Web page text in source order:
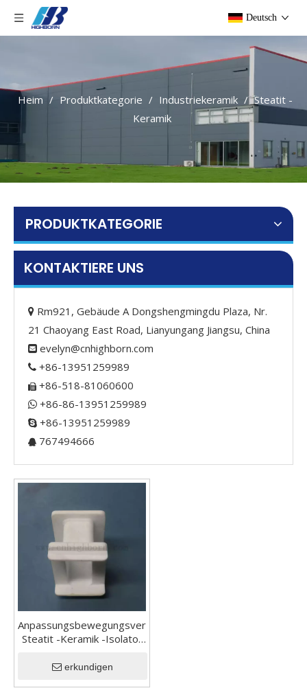
Deutsch
Heim / Produktkategorie / Industriekeramik / Steatit -
Keramik
PRODUKTKATEGORIE
KONTAKTIERE UNS
 Rm921, Gebäude A Dongshengmingdu Plaza, Nr.
21 Chaoyang East Road, Lianyungang Jiangsu, China
 evelyn@cnhighborn.com
 +86-13951259989
 +86-518-81060600
 +86-86-13951259989
 +86-13951259989
 767494666
Anpassungsbewegungsverglaster
Steatit -Keramik -Isolator
Block
erkundigen